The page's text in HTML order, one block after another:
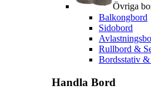
Övriga
Balkongbord
Sidobord
Rullbord &
Bordsstativ
Handla Bord